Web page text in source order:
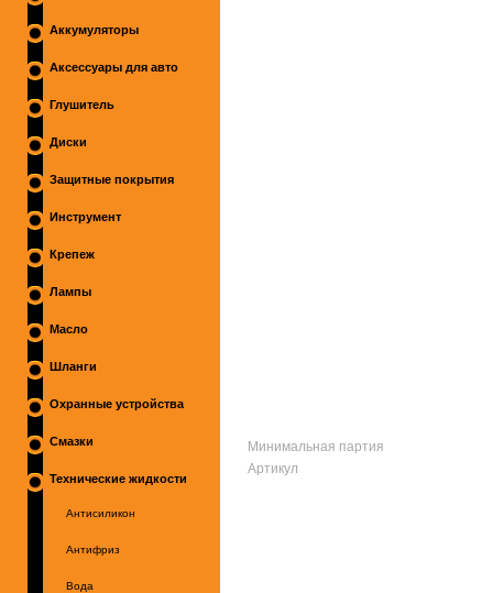
Аккумуляторы
Аксессуары для авто
Глушитель
Диски
Защитные покрытия
Инструмент
Крепеж
Лампы
Масло
Шланги
Охранные устройства
Смазки
Технические жидкости
Антисиликон
Антифриз
Вода
Минимальная партия
Артикул